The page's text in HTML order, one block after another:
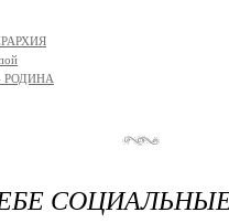
РОДИНА